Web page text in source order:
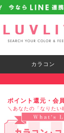
カラコン
ポイント還元・会
＼あなたの「なりたい